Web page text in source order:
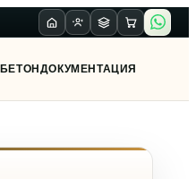
БЕТОН ДОКУМЕНТАЦИЯ